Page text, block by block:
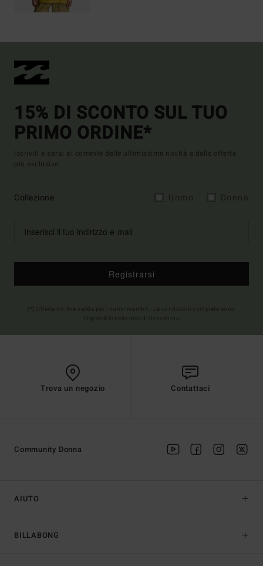
15% DI SCONTO SUL TUO
PRIMO ORDINE*
Iscriviti e sarai al corrente delle ultimissime novità e delle offerte
più esclusive.
Collezione
Registrarsi
Trova un negozio Contattaci
AIUTO
BILLABONG
Community Donna